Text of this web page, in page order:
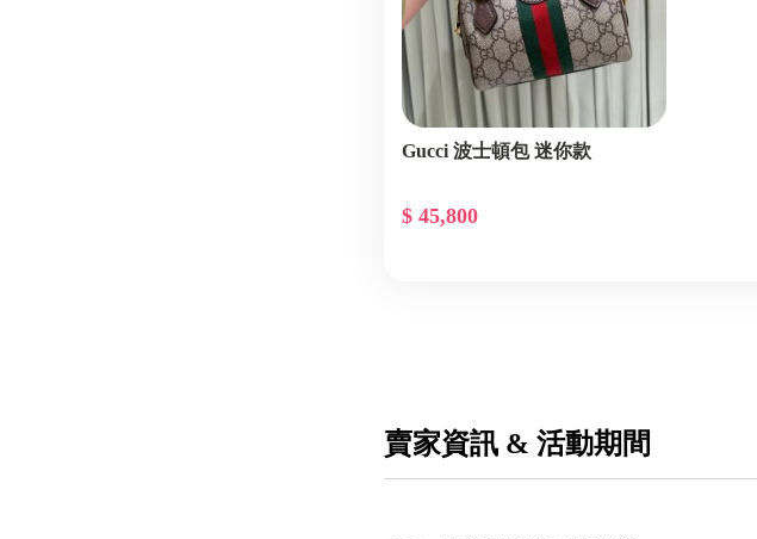
Gucci 波士頓包 迷你款
$ 45,800
賣家資訊 & 活動期間